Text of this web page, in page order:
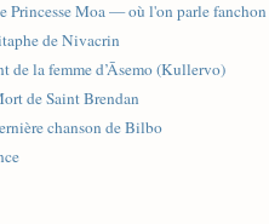
Princesse Moa — où l'on parle
de Nivacrin
de la femme d’Āsemo (Kullervo)
de Saint Brendan
chanson de Bilbo